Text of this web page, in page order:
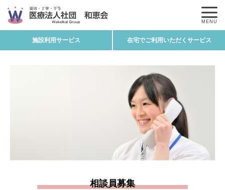
MENU
施設利用サービス 在宅でご利用いただくサービス
相談員募集